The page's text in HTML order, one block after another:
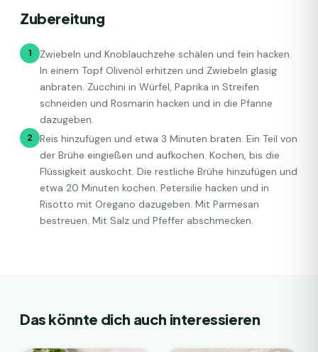
Zubereitung
1
Zwiebeln und Knoblauchzehe schälen und fein hacken.
In einem Topf Olivenöl erhitzen und Zwiebeln glasig
anbraten. Zucchini in Würfel, Paprika in Streifen
schneiden und Rosmarin hacken und in die Pfanne
dazugeben.
2
Reis hinzufügen und etwa 3 Minuten braten. Ein Teil von
der Brühe eingießen und aufkochen. Kochen, bis die
Flüssigkeit auskocht. Die restliche Brühe hinzufügen und
etwa 20 Minuten kochen. Petersilie hacken und in
Risotto mit Oregano dazugeben. Mit Parmesan
bestreuen. Mit Salz und Pfeffer abschmecken.
Das könnte dich auch interessieren